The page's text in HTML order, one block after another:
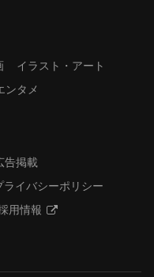
イラスト・アート
ンタメ
告掲載
ライバシーポリシー
用情報